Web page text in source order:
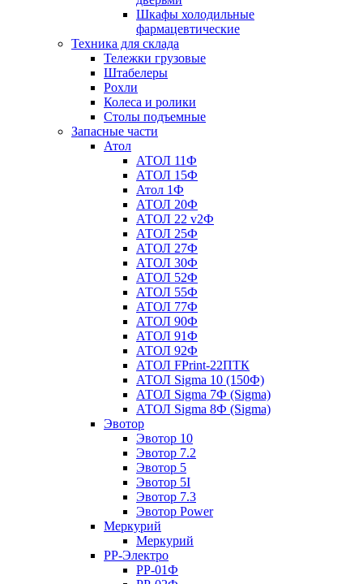
Шкафы холодильные
фармацевтические
Техника для склада
Тележки грузовые
Штабелеры
Рохли
Колеса и ролики
Столы подъемные
Запасные части
Атол
АТОЛ 11Ф
АТОЛ 15Ф
Атол 1Ф
АТОЛ 20Ф
АТОЛ 22 v2Ф
АТОЛ 25Ф
АТОЛ 27Ф
АТОЛ 30Ф
АТОЛ 52Ф
АТОЛ 55Ф
АТОЛ 77Ф
АТОЛ 90Ф
АТОЛ 91Ф
АТОЛ 92Ф
АТОЛ FPrint-22ПТК
АТОЛ Sigma 10 (150Ф)
АТОЛ Sigma 7Ф (Sigma)
АТОЛ Sigma 8Ф (Sigma)
Эвотор
Эвотор 10
Эвотор 7.2
Эвотор 5
Эвотор 5I
Эвотор 7.3
Эвотор Power
Меркурий
Меркурий
РР-Электро
РР-01Ф